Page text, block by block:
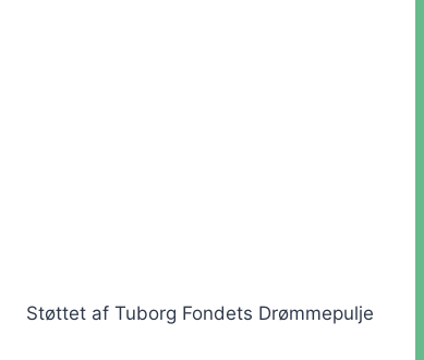
Støttet af Tuborg Fondets Drømmepulje